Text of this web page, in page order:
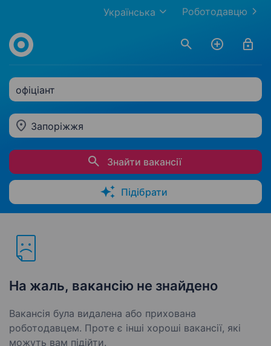
Роботодавцю
Українська
офіціант
Запоріжжя
Знайти вакансії
Підібрати
На жаль, вакансію не знайдено
Вакансія була видалена або прихована
роботодавцем. Проте є інші хороші вакансії, які
можуть вам підійти.